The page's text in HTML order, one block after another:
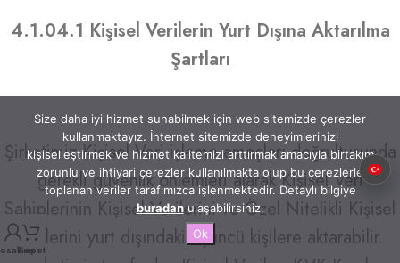
4.1.04.1 Kişisel Verilerin Yurt Dışına Aktarılma
Şartları
Şirketimiz Kişisel Veri işleme amaçları doğrultusunda
gerekli güvenlik önlemleri alarak Kişisel Veri
Sahiplerinin Kişisel Verilerini ve Özel Nitelikli Kişisel
Verilerini yurt dışındaki üçüncü kişilere aktarabilir.
Sepet
Size daha iyi hizmet sunabilmek için web sitemizde çerezler
kullanmaktayız. İnternet sitemizde deneyimlerinizi
kişiselleştirmek ve hizmet kalitemizi arttırmak amacıyla birtakım
zorunlu ve ihtiyari çerezler kullanılmakta olup bu çerezlerle
toplanan veriler tarafımızca işlenmektedir. Detaylı bilgiye
buradanulaşabilirsiniz.
Ok